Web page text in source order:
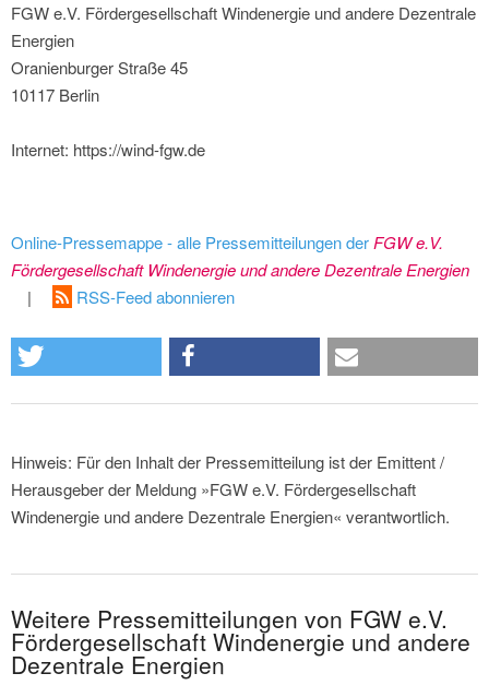
FGW e.V. Fördergesellschaft Windenergie und andere Dezentrale
Energien
Oranienburger Straße 45
10117 Berlin
Internet: https://wind-fgw.de
Online-Pressemappe - alle Pressemitteilungen der FGW e.V.
Fördergesellschaft Windenergie und andere Dezentrale Energien
|
RSS-Feed abonnieren
Hinweis: Für den Inhalt der Pressemitteilung ist der Emittent /
Herausgeber der Meldung »FGW e.V. Fördergesellschaft
Windenergie und andere Dezentrale Energien« verantwortlich.
Weitere Pressemitteilungen von FGW e.V.
Fördergesellschaft Windenergie und andere
Dezentrale Energien